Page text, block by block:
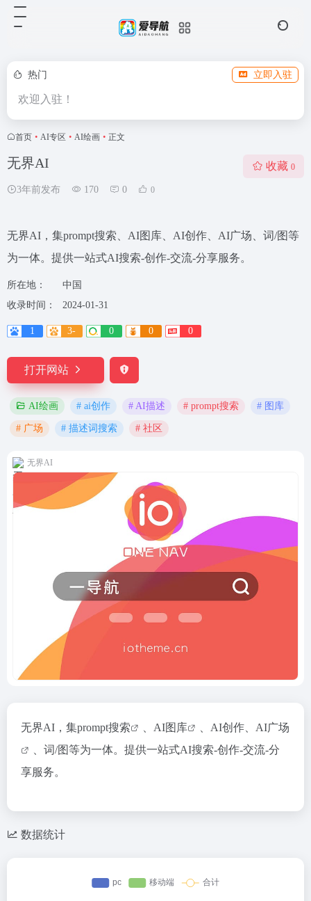
热门 立即入驻
欢迎入驻！
首页 • AI专区 • AI绘画 • 正文
无界AI
3年前发布 170 0 0
收藏 0
无界AI，集prompt搜索、AI图库、AI创作、AI广场、词/图等
为一体。提供一站式AI搜索-创作-交流-分享服务。
所在地：
中国
收录时间：
2024-01-31
1 3- 0 0 0
打开网站
AI绘画 # ai创作 # AI描述 # prompt搜索 # 图库
# 广场 # 描述词搜索 # 社区
无界AI
无界AI，集prompt搜索 、AI图库 、AI创作、AI广场
、词/图等为一体。提供一站式AI搜索-创作-交流-分
享服务。
数据统计